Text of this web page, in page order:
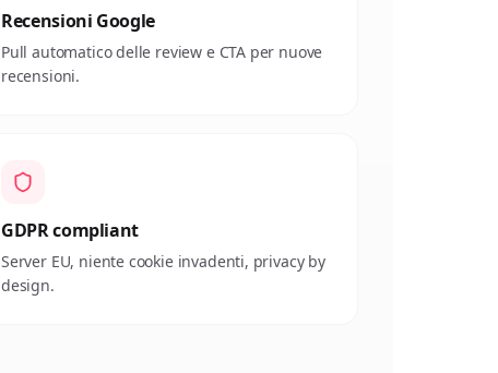
Recensioni Google
Pull automatico delle review e CTA per nuove
recensioni.
GDPR compliant
Server EU, niente cookie invadenti, privacy by
design.